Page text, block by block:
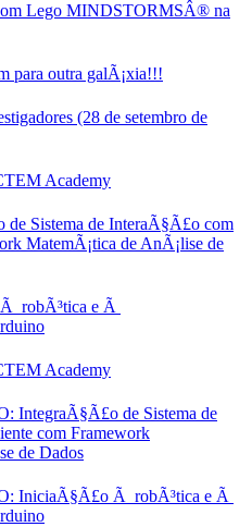
Lego MINDSTORMSÂ® na
para outra galÃ¡xia!!!
(28 de setembro de
Academy
Sistema de InteraÃ§Ã£o com
MatemÃ¡tica de AnÃ¡lise de
robÃ³tica e Ã
Academy
IntegraÃ§Ã£o de Sistema de
com Framework
de Dados
IniciaÃ§Ã£o Ã robÃ³tica e Ã